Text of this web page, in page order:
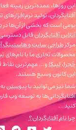
این روزها، عمده‌ترین زمینه
آفتابگردان، تولید
بومی است که بخشی از آن‌ها در
آنلاین آفتابگردانقابل
مرکزطراحی سایت و هاستینگ
محصولات تجاری ما با نام‌های
حُجرا،لینکاو... مهم‌ترین نقاط
این کانون وسیع هستند.
شما نیز می‌توانید باپیوستن
آفتابگردانی‌ها به توسعه وب
کنید...
چرا نام آفتابگردان؟